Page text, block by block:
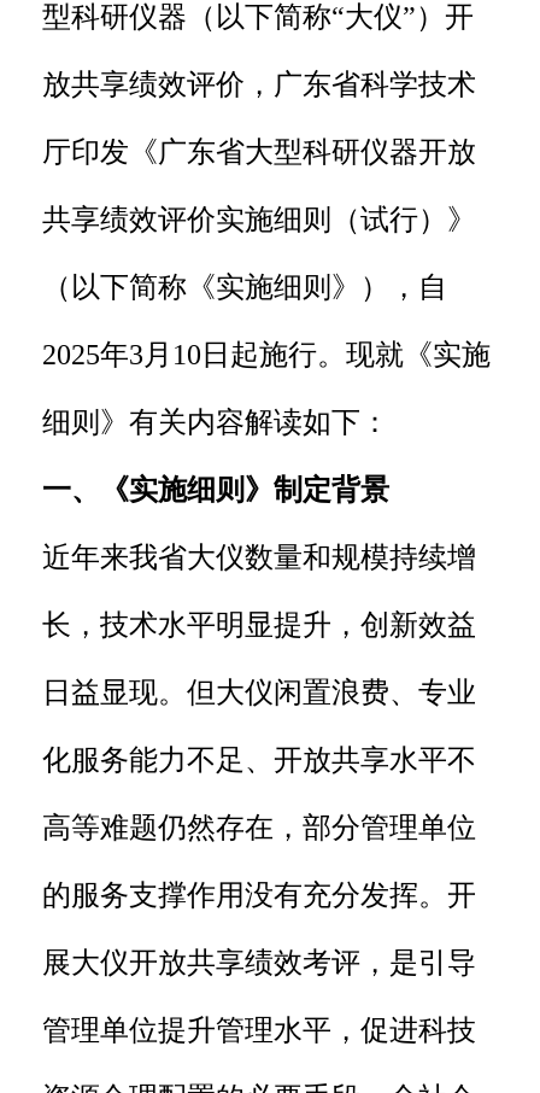
型科研仪器（以下简称“大仪”）开
放共享绩效评价，广东省科学技术
厅印发《广东省大型科研仪器开放
共享绩效评价实施细则（试行）》
（以下简称《实施细则》），自
2025年3月10日起施行。现就《实施
细则》有关内容解读如下：
一、《实施细则》制定背景
近年来我省大仪数量和规模持续增
长，技术水平明显提升，创新效益
日益显现。但大仪闲置浪费、专业
化服务能力不足、开放共享水平不
高等难题仍然存在，部分管理单位
的服务支撑作用没有充分发挥。开
展大仪开放共享绩效考评，是引导
管理单位提升管理水平，促进科技